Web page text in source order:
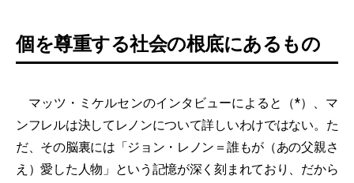
個を尊重する社会の根底にあるもの
マッツ・ミケルセンのインタビューによると（*）、マ
ンフレルは決してレノンについて詳しいわけではない。た
だ、その脳裏には「ジョン・レノン＝誰もが（あの父親さ
え）愛した人物」という記憶が深く刻まれており、だから